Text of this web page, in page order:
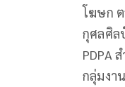
โฆษก
กุศลศิล
PDPA
กลุ่มงา